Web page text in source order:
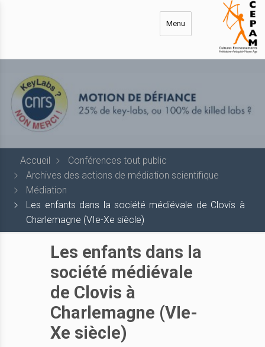
Menu
Accueil
Conférences tout public
Archives des actions de médiation scientifique
Médiation
Les enfants dans la société médiévale de Clovis à
Charlemagne (VIe-Xe siècle)
Les enfants dans la
société médiévale
de Clovis à
Charlemagne (VIe-
Xe siècle)